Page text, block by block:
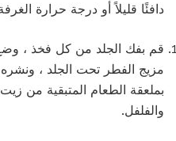
دافئًا قليلاً أو درجة حرارة
قم بفك الجلد من كل فخذ ،
مزيج الفطر تحت الجلد ،
بملعقة الطعام المتبقية من
والفلفل.